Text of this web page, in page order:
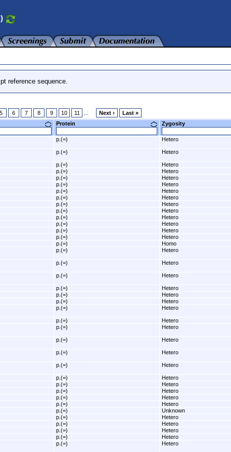
reference sequence.
5 6 7 8 9 10 11 Next ›
Last »
Protein Zygosity
p.(=) Hetero
p.(=) Hetero
p.(=) Hetero
p.(=) Hetero
p.(=) Hetero
p.(=) Hetero
p.(=) Hetero
p.(=) Hetero
p.(=) Hetero
p.(=) Hetero
p.(=) Hetero
p.(=) Hetero
p.(=) Hetero
p.(=) Hetero
p.(=) Homo
p.(=) Hetero
p.(=) Hetero
p.(=) Hetero
p.(=) Hetero
p.(=) Hetero
p.(=) Hetero
p.(=) Hetero
p.(=) Hetero
p.(=) Hetero
p.(=) Hetero
p.(=) Hetero
p.(=) Hetero
p.(=) Hetero
p.(=) Hetero
p.(=) Hetero
p.(=) Hetero
p.(=) Hetero
p.(=) Unknown
p.(=) Hetero
p.(=) Hetero
p.(=) Hetero
p.(=) Hetero
p.(=) Hetero